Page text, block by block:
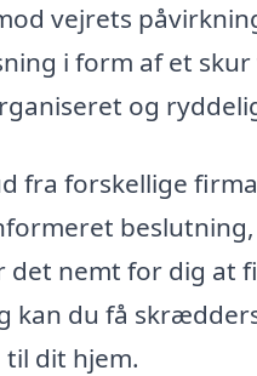
vejrets
i form af et
og
fra forskellige
det nemt for dig at
kan du få
dit hjem.